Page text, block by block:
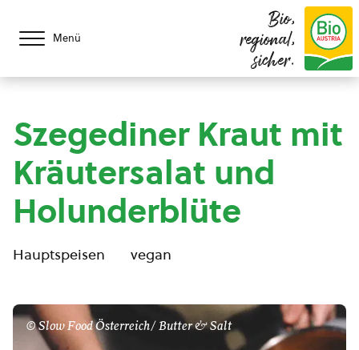
Menü
Bio,
regional,
sicher.
Szegediner Kraut mit
Kräutersalat und
Holunderblüte
Hauptspeisen vegan
© Slow Food Österreich/ Butter & Salt